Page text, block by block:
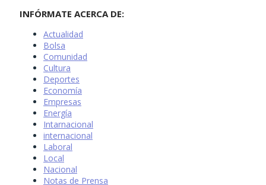
INFÓRMATE ACERCA DE:
Actualidad
Bolsa
Comunidad
Cultura
Deportes
Economía
Empresas
Energía
Intarnacional
internacional
Laboral
Local
Nacional
Notas de Prensa